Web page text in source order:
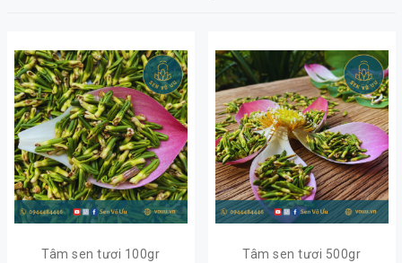
Tâm sen tươi 100gr
Tâm sen tươi 500gr